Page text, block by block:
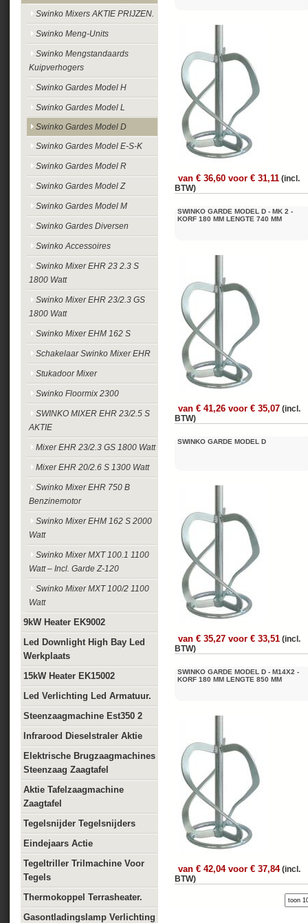
Swinko Mixers AKTIE PRIJZEN.
Swinko Meng-Units
Swinko Mengstandaards
Kuipverhogers
Swinko Gardes Model H
Swinko Gardes Model L
Swinko Gardes Model D
Swinko Gardes Model E-S-K
Swinko Gardes Model R
Swinko Gardes Model Z
Swinko Gardes Model M
Swinko Gardes Diversen
Swinko Accessoires
Swinko Mixer EHR 23 2.3 S
1800 Watt
Swinko Mixer EHR 23/2.3 GS
1800 Watt
Swinko Mixer EHM 162 S
Schakelaar Swinko Mixer EHR
Stukadoor Mixer
Swinko Floormix 2300
SWINKO MIXER EHR 23/2.5 S
AKTIE
Mixer EHR 23/2.3 GS 1800 Watt
Mixer EHR 20/2.6 S 1300 Watt
Swinko Mixer EHR 750 B
Benzinemotor
Swinko Mixer EHM 162 S 2000
Watt
Swinko Mixer MXT 100.1 1100
Watt – Incl. Garde Z-120
Swinko Mixer MXT 100/2 1100
Watt
9kW Heater EK9002
Led Downlight High Bay Led
Werkplaats
15kW Heater EK15002
Led Verlichting Led Armatuur.
Steenzaagmachine Est350 2
Infrarood Dieselstraler Aktie
Elektrische Brugzaagmachines
Steenzaag Zaagtafel
Aktie Tafelzaagmachine
Zaagtafel
Tegelsnijder Tegelsnijders
Eindejaars Actie
Tegeltriller Trilmachine Voor
Tegels
Thermokoppel Terrasheater.
Gasontladingslamp Verlichting
van € 36,60 voor € 31,11 (incl.
BTW)
SWINKO GARDE MODEL D - MK 2 -
KORF 180 MM LENGTE 740 MM
van € 41,26 voor € 35,07 (incl.
BTW)
SWINKO GARDE MODEL D
van € 35,27 voor € 33,51 (incl.
BTW)
SWINKO GARDE MODEL D - M14X2 -
KORF 180 MM LENGTE 850 MM
van € 42,04 voor € 37,84 (incl.
BTW)